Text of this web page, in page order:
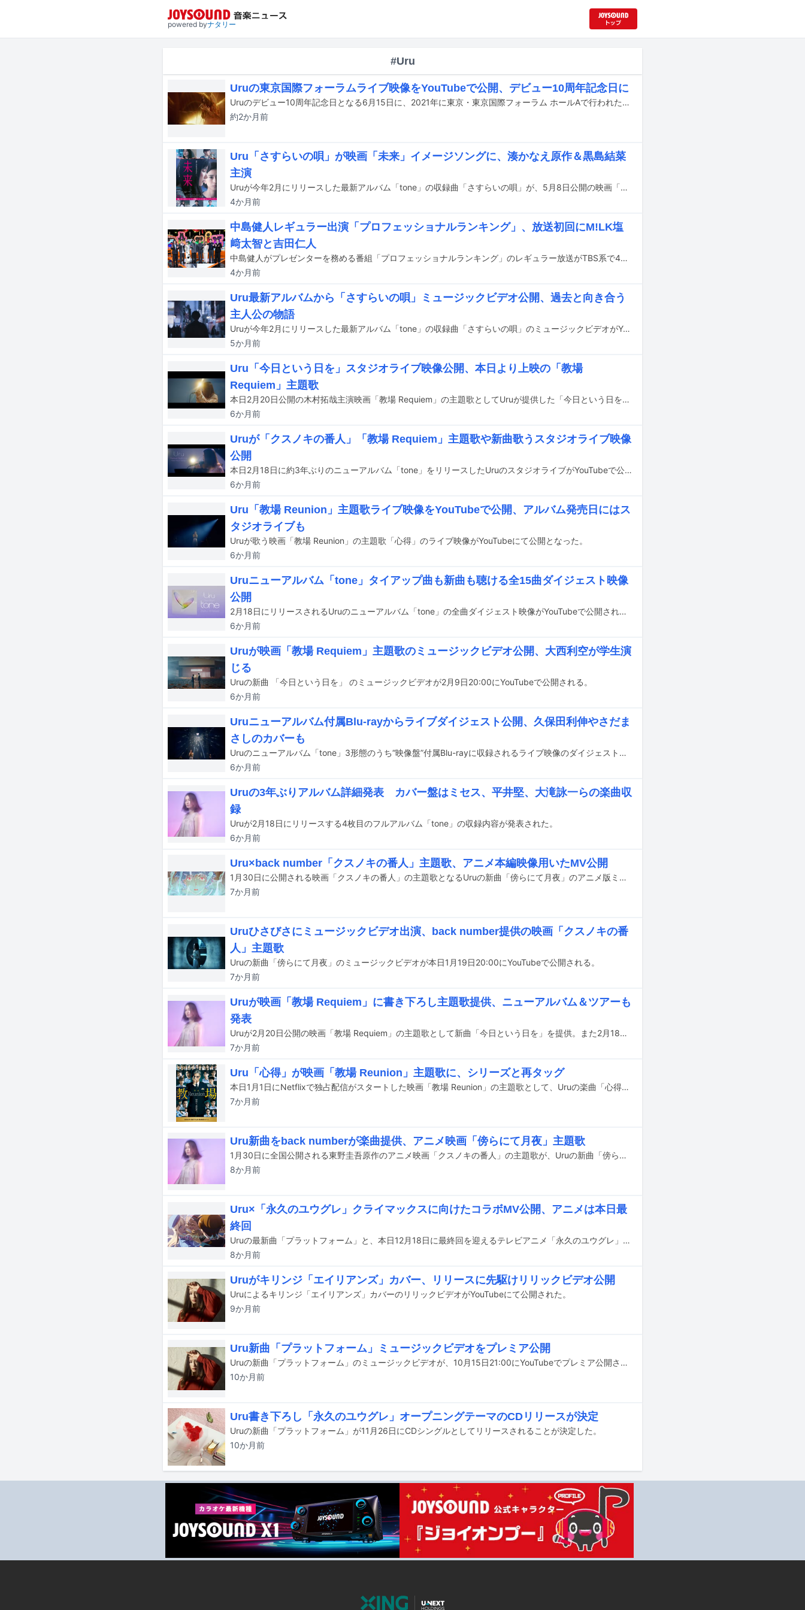
powered byナタリー
#Uru
Uruの東京国際フォーラムライブ映像をYouTubeで公開、デビュー10周年記念日に
Uruのデビュー10周年記念日となる6月15日に、2021年に東京・東京国際フォーラム ホールAで行われたワンマンライブ「To You」の映像がYouTubeでプレミア公開される。
約2か月前
Uru「さすらいの唄」が映画「未来」イメージソングに、湊かなえ原作＆黒島結菜
主演
Uruが今年2月にリリースした最新アルバム「tone」の収録曲「さすらいの唄」が、5月8日公開の映画「未来」のイメージソングに決定した。
4か月前
中島健人レギュラー出演「プロフェッショナルランキング」、放送初回にM!LK塩
﨑太智と吉田仁人
中島健人がプレゼンターを務める番組「プロフェッショナルランキング」のレギュラー放送がTBS系で4月6日22:00にスタート。初回放送にM!LKの塩﨑太智と吉田仁人が出演する。
4か月前
Uru最新アルバムから「さすらいの唄」ミュージックビデオ公開、過去と向き合う
主人公の物語
Uruが今年2月にリリースした最新アルバム「tone」の収録曲「さすらいの唄」のミュージックビデオがYouTubeで公開された。
5か月前
Uru「今日という日を」スタジオライブ映像公開、本日より上映の「教場
Requiem」主題歌
本日2月20日公開の木村拓哉主演映画「教場 Requiem」の主題歌としてUruが提供した「今日という日を」のスタジオライブ映像が、YouTubeにて公開された。
6か月前
Uruが「クスノキの番人」「教場 Requiem」主題歌や新曲歌うスタジオライブ映像
公開
本日2月18日に約3年ぶりのニューアルバム「tone」をリリースしたUruのスタジオライブがYouTubeで公開された。
6か月前
Uru「教場 Reunion」主題歌ライブ映像をYouTubeで公開、アルバム発売日にはス
タジオライブも
Uruが歌う映画「教場 Reunion」の主題歌「心得」のライブ映像がYouTubeにて公開となった。
6か月前
Uruニューアルバム「tone」タイアップ曲も新曲も聴ける全15曲ダイジェスト映像
公開
2月18日にリリースされるUruのニューアルバム「tone」の全曲ダイジェスト映像がYouTubeで公開された。
6か月前
Uruが映画「教場 Requiem」主題歌のミュージックビデオ公開、大西利空が学生演
じる
Uruの新曲 「今日という日を」 のミュージックビデオが2月9日20:00にYouTubeで公開される。
6か月前
Uruニューアルバム付属Blu-rayからライブダイジェスト公開、久保田利伸やさだま
さしのカバーも
Uruのニューアルバム「tone」3形態のうち“映像盤”付属Blu-rayに収録されるライブ映像のダイジェストがYouTubeで公開された。
6か月前
Uruの3年ぶりアルバム詳細発表 カバー盤はミセス、平井堅、大滝詠一らの楽曲収
録
Uruが2月18日にリリースする4枚目のフルアルバム「tone」の収録内容が発表された。
6か月前
Uru×back number「クスノキの番人」主題歌、アニメ本編映像用いたMV公開
1月30日に公開される映画「クスノキの番人」の主題歌となるUruの新曲「傍らにて月夜」のアニメ版ミュージックビデオがYouTubeで公開された。
7か月前
Uruひさびさにミュージックビデオ出演、back number提供の映画「クスノキの番
人」主題歌
Uruの新曲「傍らにて月夜」のミュージックビデオが本日1月19日20:00にYouTubeで公開される。
7か月前
Uruが映画「教場 Requiem」に書き下ろし主題歌提供、ニューアルバム＆ツアーも
発表
Uruが2月20日公開の映画「教場 Requiem」の主題歌として新曲「今日という日を」を提供。また2月18日に約3年ぶりのニューアルバム「tone」をリリースし、7月より全国ホールツアーを開催することを発表した。
7か月前
Uru「心得」が映画「教場 Reunion」主題歌に、シリーズと再タッグ
本日1月1日にNetflixで独占配信がスタートした映画「教場 Reunion」の主題歌として、Uruの楽曲「心得」が使用されている。
7か月前
Uru新曲をback numberが楽曲提供、アニメ映画「傍らにて月夜」主題歌
1月30日に全国公開される東野圭吾原作のアニメ映画「クスノキの番人」の主題歌が、Uruの新曲「傍らにて月夜」に決定。この曲をback numberが書き下ろし提供したこともあわせて発表された。
8か月前
Uru×「永久のユウグレ」クライマックスに向けたコラボMV公開、アニメは本日最
終回
Uruの最新曲「プラットフォーム」と、本日12月18日に最終回を迎えるテレビアニメ「永久のユウグレ」のコラボミュージックビデオがYouTubeで公開された。
8か月前
Uruがキリンジ「エイリアンズ」カバー、リリースに先駆けリリックビデオ公開
Uruによるキリンジ「エイリアンズ」カバーのリリックビデオがYouTubeにて公開された。
9か月前
Uru新曲「プラットフォーム」ミュージックビデオをプレミア公開
Uruの新曲「プラットフォーム」のミュージックビデオが、10月15日21:00にYouTubeでプレミア公開される。
10か月前
Uru書き下ろし「永久のユウグレ」オープニングテーマのCDリリースが決定
Uruの新曲「プラットフォーム」が11月26日にCDシングルとしてリリースされることが決定した。
10か月前